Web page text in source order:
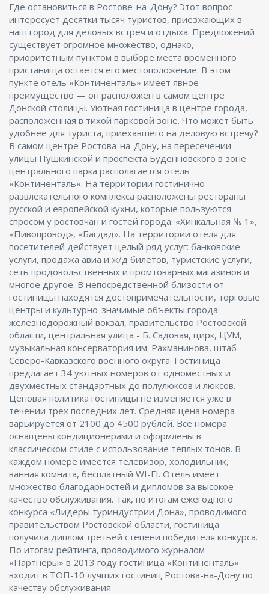
Где остановиться в Ростове-на-Дону? Этот вопрос
интересует десятки тысяч туристов, приезжающих в
наш город для деловых встреч и отдыха. Предложений
существует огромное множество, однако,
приоритетным пунктом в выборе места временного
пристанища остается его местоположение. В этом
пункте отель «Континенталь» имеет явное
преимущество — он расположен в самом центре
Донской столицы. Уютная гостиница в центре города,
расположенная в тихой парковой зоне. Что может быть
удобнее для туриста, приехавшего на деловую встречу?
В самом центре Ростова-на-Дону, на пересечении
улицы Пушкинской и проспекта Буденновского в зоне
центрального парка располагается отель
«Континенталь». На территории гостинично-
развлекательного комплекса расположены рестораны
русской и европейской кухни, которые пользуются
спросом у ростовчан и гостей города: «Хинкальная № 1»,
«Пивопровод», «Багдад». На территории отеля для
посетителей действует целый ряд услуг: банковские
услуги, продажа авиа и ж/д билетов, туристские услуги,
сеть продовольственных и промтоварных магазинов и
многое другое. В непосредственной близости от
гостиницы находятся достопримечательности, торговые
центры и культурно-значимые объекты города:
железнодорожный вокзал, правительство Ростовской
области, центральная улица - Б. Садовая, цирк, ЦУМ,
музыкальная консерватория им. Рахманинова, штаб
Северо-Кавказского военного округа. Гостиница
предлагает 34 уютных номеров от одноместных и
двухместных стандартных до полулюксов и люксов.
Ценовая политика гостиницы не изменяется уже в
течении трех последних лет. Средняя цена номера
варьируется от 2100 до 4500 рублей. Все номера
оснащены кондиционерами и оформлены в
классическом стиле с использование теплых тонов. В
каждом номере имеется телевизор, холодильник,
ванная комната, бесплатный WI-FI. Отель имеет
множество благодарностей и дипломов за высокое
качество обслуживания. Так, по итогам ежегодного
конкурса «Лидеры туриндустрии Дона», проводимого
правительством Ростовской области, гостиница
получила диплом третьей степени победителя конкурса.
По итогам рейтинга, проводимого журналом
«Партнеры» в 2013 году гостиница «Континенталь»
входит в ТОП-10 лучших гостиниц Ростова-на-Дону по
качеству обслуживания